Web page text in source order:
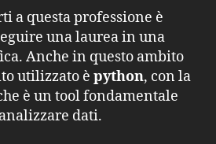
a questa professione è
una laurea in una
Anche in questo ambito
utilizzato è python, con la
è un tool fondamentale
dati.